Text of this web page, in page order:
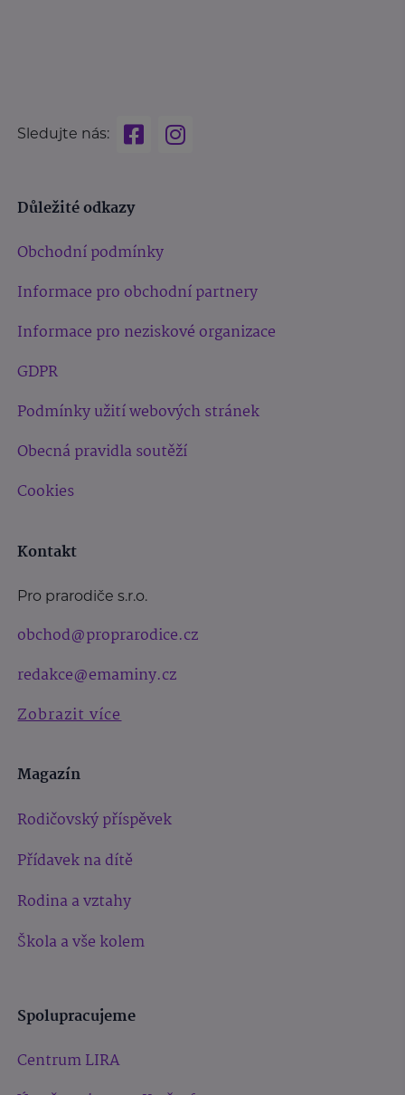
Sledujte nás:
Důležité odkazy
Obchodní podmínky
Informace pro obchodní partnery
Informace pro neziskové organizace
GDPR
Podmínky užití webových stránek
Obecná pravidla soutěží
Cookies
Kontakt
Pro prarodiče s.r.o.
obchod@proprarodice.cz
redakce@emaminy.cz
Zobrazit více
Magazín
Rodičovský příspěvek
Přídavek na dítě
Rodina a vztahy
Škola a vše kolem
Spolupracujeme
Centrum LIRA